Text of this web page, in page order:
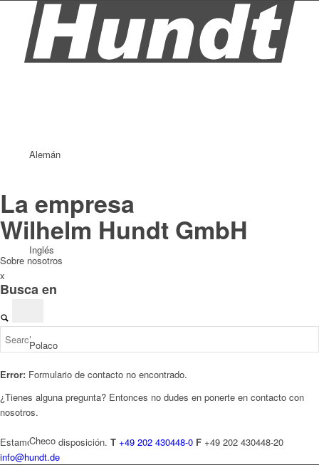
Alemán
Inglés
Polaco
Checo
La empresa
Wilhelm Hundt GmbH
Sobre nosotros
x
Busca en
Error: Formulario de contacto no encontrado.
¿Tienes alguna pregunta? Entonces no dudes en ponerte en contacto con
nosotros.
Estamos a tu disposición. T +49 202 430448-0 F +49 202 430448-20
info@hundt.de